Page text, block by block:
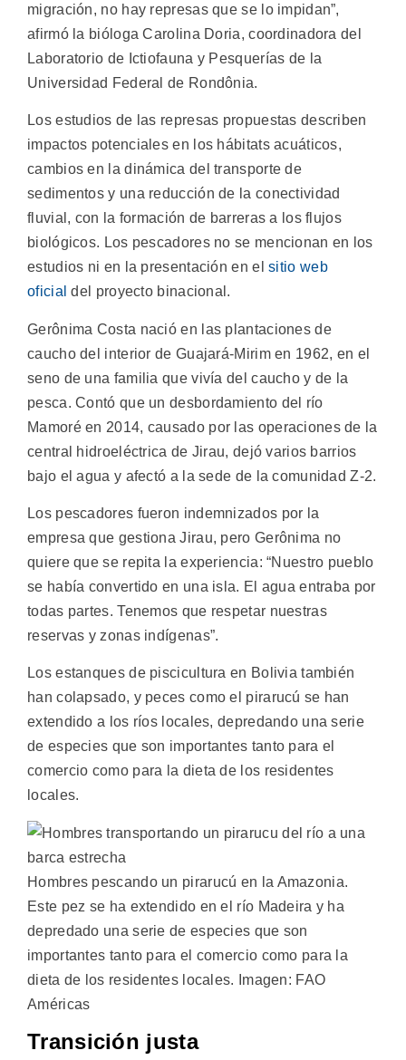
migración, no hay represas que se lo impidan”,
afirmó la bióloga Carolina Doria, coordinadora del
Laboratorio de Ictiofauna y Pesquerías de la
Universidad Federal de Rondônia.
Los estudios de las represas propuestas describen
impactos potenciales en los hábitats acuáticos,
cambios en la dinámica del transporte de
sedimentos y una reducción de la conectividad
fluvial, con la formación de barreras a los flujos
biológicos. Los pescadores no se mencionan en los
estudios ni en la presentación en elsitio web
oficial del proyecto binacional.
Gerônima Costa nació en las plantaciones de
caucho del interior de Guajará-Mirim en 1962, en el
seno de una familia que vivía del caucho y de la
pesca. Contó que un desbordamiento del río
Mamoré en 2014, causado por las operaciones de la
central hidroeléctrica de Jirau, dejó varios barrios
bajo el agua y afectó a la sede de la comunidad Z-2.
Los pescadores fueron indemnizados por la
empresa que gestiona Jirau, pero Gerônima no
quiere que se repita la experiencia: “Nuestro pueblo
se había convertido en una isla. El agua entraba por
todas partes. Tenemos que respetar nuestras
reservas y zonas indígenas”.
Los estanques de piscicultura en Bolivia también
han colapsado, y peces como el pirarucú se han
extendido a los ríos locales, depredando una serie
de especies que son importantes tanto para el
comercio como para la dieta de los residentes
locales.
Hombres pescando un pirarucú en la Amazonia.
Este pez se ha extendido en el río Madeira y ha
depredado una serie de especies que son
importantes tanto para el comercio como para la
dieta de los residentes locales. Imagen: FAO
Américas
Transición justa